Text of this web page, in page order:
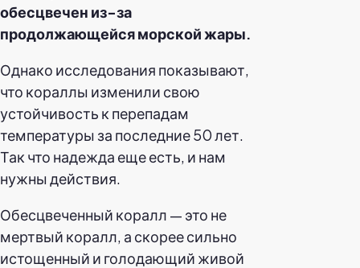
обесцвечен из-за
продолжающейся морской жары.
Однако исследования показывают,
что кораллы изменили свою
устойчивость к перепадам
температуры за последние 50 лет.
Так что надежда еще есть, и нам
нужны действия.
Обесцвеченный коралл — это не
мертвый коралл, а скорее сильно
истощенный и голодающий живой